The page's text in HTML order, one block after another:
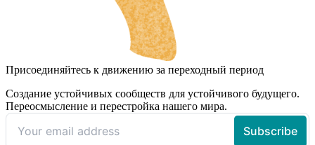
Присоединяйтесь к движению за переходный период
Создание устойчивых сообществ для устойчивого будущего.
Переосмысление и перестройка нашего мира.